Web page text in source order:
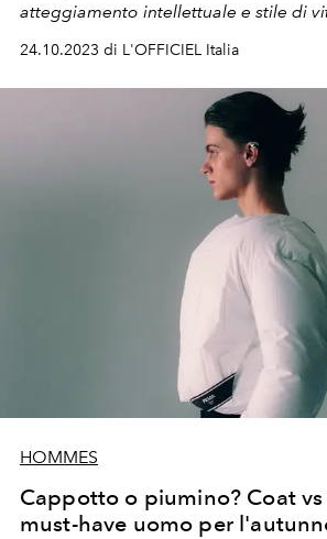
atteggiamento intellettuale e stile di
della Treccani racconta il mondo dei
attitude, modernamente cool.
24.10.2023 di L'OFFICIEL Italia
HOMMES
Cappotto o piumino? Coat vs
must-have uomo per